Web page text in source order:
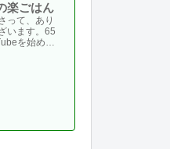
楽ごはん
って、あり
います。65
を始め